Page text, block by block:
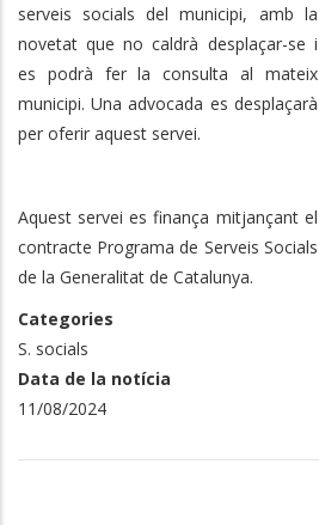
serveis socials del municipi, amb la
novetat que no caldrà desplaçar-se i
es podrà fer la consulta al mateix
municipi. Una advocada es desplaçarà
per oferir aquest servei.
Aquest servei es finança mitjançant el
contracte Programa de Serveis Socials
de la Generalitat de Catalunya.
Categories
S. socials
Data de la notícia
11/08/2024